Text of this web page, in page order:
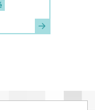
En savoir plus